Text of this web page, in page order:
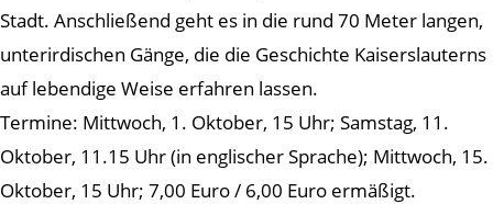
Stadt. Anschließend geht es in die rund 70 Meter langen,
unterirdischen Gänge, die die Geschichte Kaiserslauterns
auf lebendige Weise erfahren lassen.
Termine: Mittwoch, 1. Oktober, 15 Uhr; Samstag, 11.
Oktober, 11.15 Uhr (in englischer Sprache); Mittwoch, 15.
Oktober, 15 Uhr; 7,00 Euro / 6,00 Euro ermäßigt.